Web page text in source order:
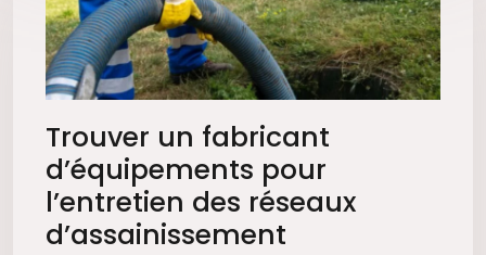
Trouver un fabricant
d’équipements pour
l’entretien des réseaux
d’assainissement